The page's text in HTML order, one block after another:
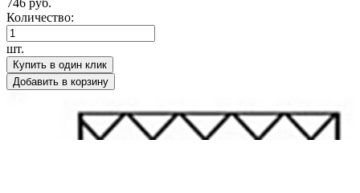
Количество:
шт.
Купить в один клик
Добавить в корзину